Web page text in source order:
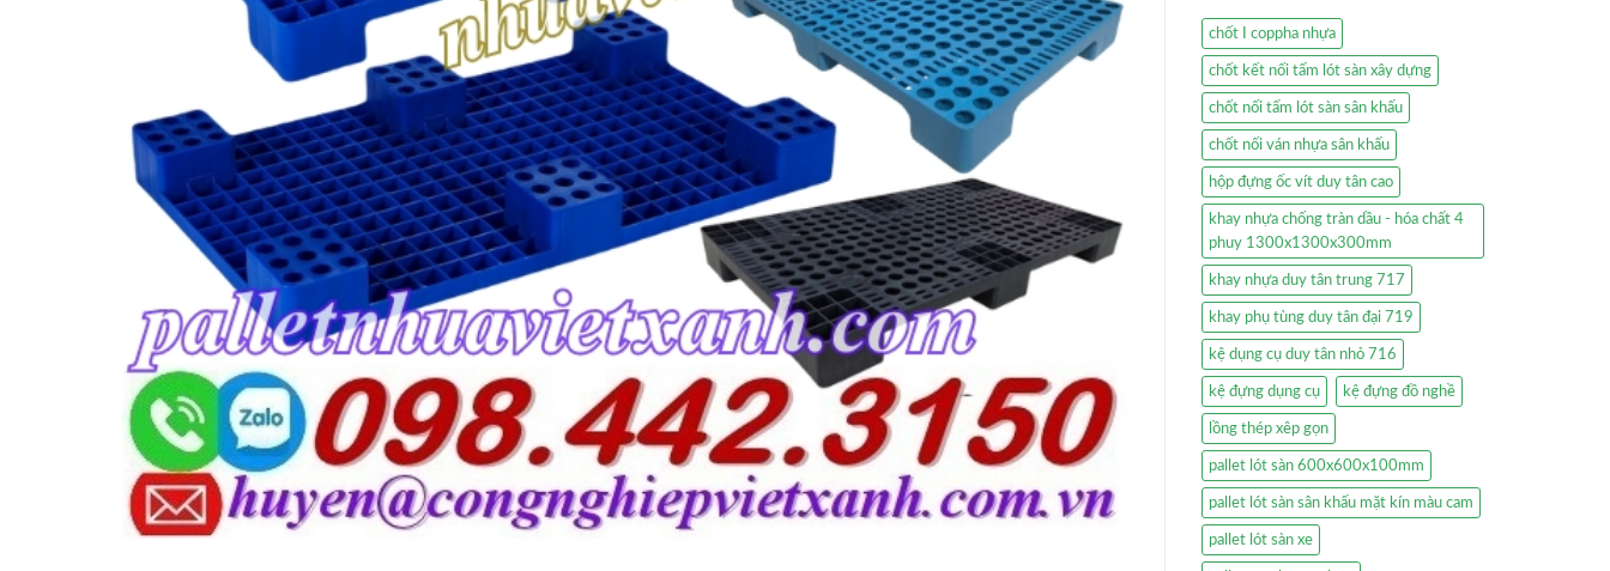
chốt I coppha nhựa
chốt kết nối tấm lót sàn xây dựng
chốt nối tấm lót sàn sân khấu
chốt nối ván nhựa sân khấu
hộp đựng ốc vít duy tân cao
khay nhựa chống tràn dầu - hóa chất 4
phuy 1300x1300x300mm
khay nhựa duy tân trung 717
khay phụ tùng duy tân đại 719
kệ dụng cụ duy tân nhỏ 716
kệ đựng dụng cụ kệ đựng đồ nghề
lồng thép xêp gọn
pallet lót sàn 600x600x100mm
pallet lót sàn sân khấu mặt kín màu cam
pallet lót sàn xe